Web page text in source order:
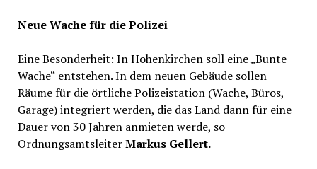
Neue Wache für die Polizei
Eine Besonderheit: In Hohenkirchen soll eine „Bunte
Wache“ entstehen. In dem neuen Gebäude sollen
Räume für die örtliche Polizeistation (Wache, Büros,
Garage) integriert werden, die das Land dann für eine
Dauer von 30 Jahren anmieten werde, so
OrdnungsamtsleiterMarkus Gellert.